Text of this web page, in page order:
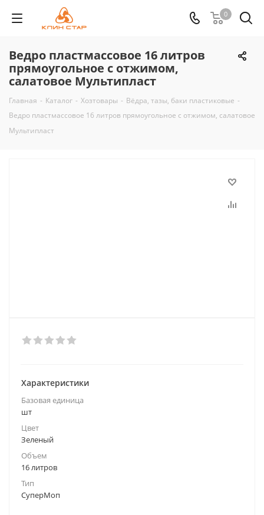
0
Ведро пластмассовое 16 литров
прямоугольное с отжимом,
салатовое Мультипласт
Главная - Каталог - Хозтовары - Вёдра, тазы, баки пластиковые -
Ведро пластмассовое 16 литров прямоугольное с отжимом, салатовое
Мультипласт
Характеристики
Базовая единица
шт
Цвет
Зеленый
Объем
16 литров
Тип
СуперМоп